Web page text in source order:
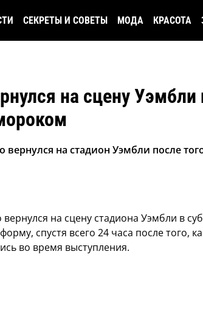
СЕКРЕТЫ И СОВЕТЫ МОДА КРАСОТА
на сцену Уэмбли
на стадион Уэмбли после
на сцену стадиона Уэмбли в
спустя всего 24 часа после того,
во время выступления.